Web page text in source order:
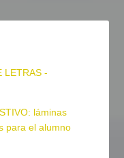
LETRAS -
láminas
para el alumno